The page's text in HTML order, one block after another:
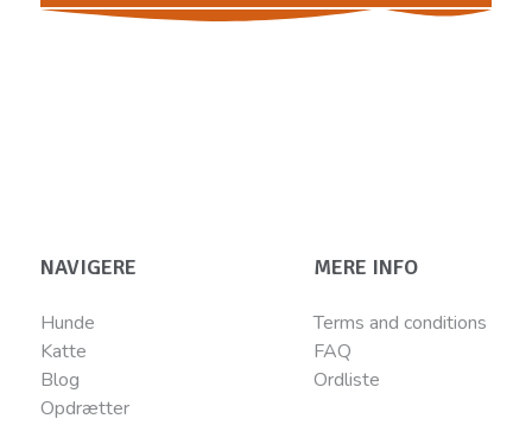
NAVIGERE
Hunde
Katte
Blog
Opdrætter
MERE INFO
Terms and conditions
FAQ
Ordliste